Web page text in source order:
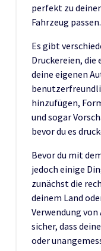
perfekt zu
Fahrzeug passen.
Es gibt
Druckereien, die
deine eigenen
hinzufügen,
und sogar
bevor du es
Bevor du mit
jedoch einige
zunächst die
deinem Land
Verwendung
sicher, dass
oder